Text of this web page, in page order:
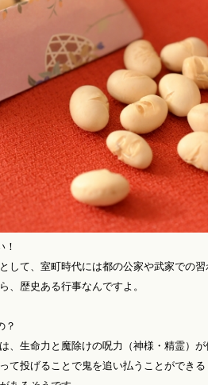
！
して、室町時代には都の公家や武家での
、歴史ある行事なんですよ。
？
、生命力と魔除けの呪力（神様・精霊）が
て投げることで鬼を追い払うことができ